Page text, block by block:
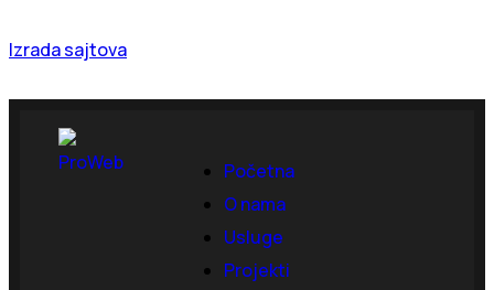
Izrada sajtova
Početna
O nama
Usluge
Projekti